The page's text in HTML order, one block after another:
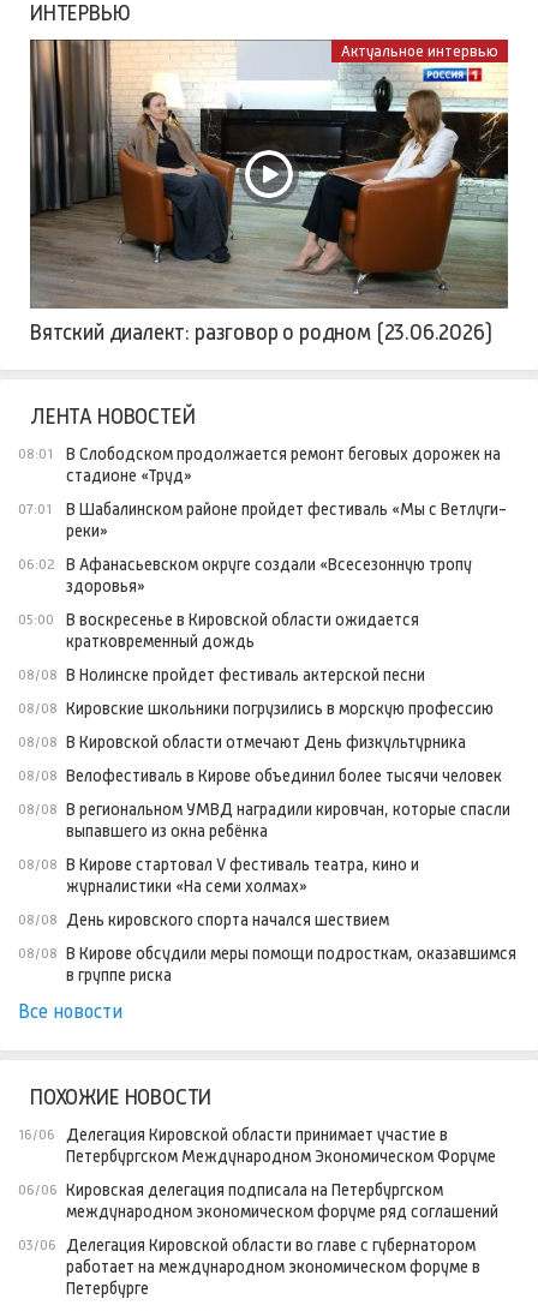
ИНТЕРВЬЮ
Актуальное интервью
Вятский диалект: разговор о родном (23.06.2026)
ЛЕНТА НОВОСТЕЙ
08:01
В Слободском продолжается ремонт беговых дорожек на
стадионе «Труд»
07:01
В Шабалинском районе пройдет фестиваль «Мы с Ветлуги-
реки»
06:02
В Афанасьевском округе создали «Всесезонную тропу
здоровья»
05:00
В воскресенье в Кировской области ожидается
кратковременный дождь
08/08 В Нолинске пройдет фестиваль актерской песни
08/08 Кировские школьники погрузились в морскую профессию
08/08 В Кировской области отмечают День физкультурника
08/08 Велофестиваль в Кирове объединил более тысячи человек
08/08 В региональном УМВД наградили кировчан, которые спасли
выпавшего из окна ребёнка
08/08 В Кирове стартовал V фестиваль театра, кино и
журналистики «На семи холмах»
08/08 День кировского спорта начался шествием
08/08 В Кирове обсудили меры помощи подросткам, оказавшимся
в группе риска
Все новости
ПОХОЖИЕ НОВОСТИ
16/06
Делегация Кировской области принимает участие в
Петербургском Международном Экономическом Форуме
06/06 Кировская делегация подписала на Петербургском
международном экономическом форуме ряд соглашений
03/06
Делегация Кировской области во главе с губернатором
работает на международном экономическом форуме в
Петербурге